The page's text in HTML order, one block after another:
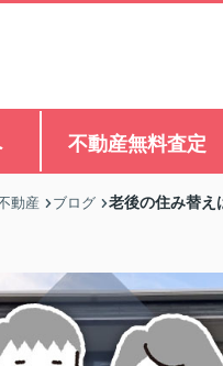
不動産無料査定
動産 ブログ 老後の住み替え